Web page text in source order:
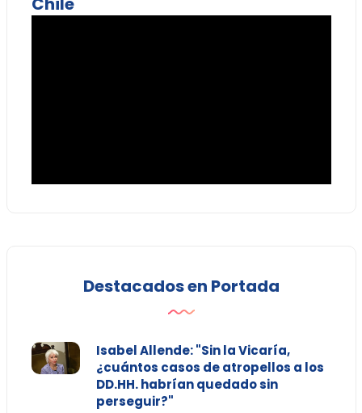
Destacados en Portada
Isabel Allende: "Sin la Vicaría,
¿cuántos casos de atropellos a los
DD.HH. habrían quedado sin
perseguir?"